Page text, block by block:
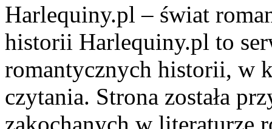
Harlequiny.pl – świat
historii Harlequiny.pl to
romantycznych historii, w
czytania. Strona została
zakochanych w literaturze